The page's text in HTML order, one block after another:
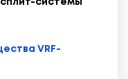
сплит-системы
VRF-